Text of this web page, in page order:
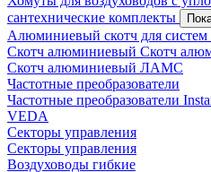
сантехнические комплекты
Алюминиевый скотч для систем
Скотч алюминиевый Скотч
Скотч алюминиевый ЛАМС
Частотные преобразователи
Частотные преобразователи
VEDA
Секторы управления
Секторы управления
Воздуховоды гибкие